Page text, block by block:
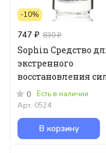
-10%
747 ₽ 830 ₽
Sophin Средство
экстренного
восстановления
поврежденных
12мл
0
Есть в наличии
Арт. 0524
В корзину